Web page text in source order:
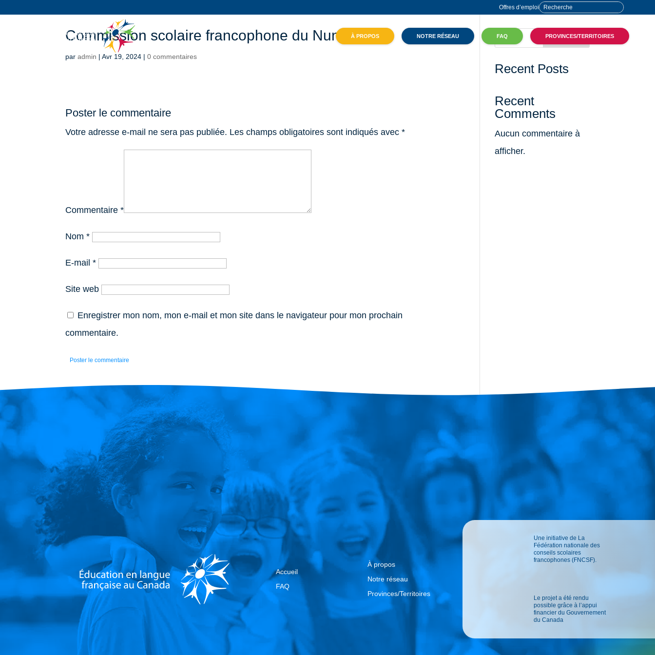
Offres d’emploi
À PROPOS NOTRE RÉSEAU FAQ PROVINCES/TERRITOIRES
Commission scolaire francophone du Nunavut
paradmin |Avr 19, 2024 |0 commentaires
Poster le commentaire
Votre adresse e-mail ne sera pas publiée. Les champs obligatoires sont indiqués avec*
Commentaire*
Nom*
E-mail*
Site web
Enregistrer mon nom, mon e-mail et mon site dans le navigateur pour mon prochain
commentaire.
Rechercher
Recent Posts
Recent
Comments
Aucun commentaire à
afficher.
Accueil
FAQ
À propos
Notre réseau
Provinces/Territoires
Une initiative de La
Fédération nationale des
conseils scolaires
francophones (FNCSF).
Le projet a été rendu
possible grâce à l’appui
financier du Gouvernement
du Canada